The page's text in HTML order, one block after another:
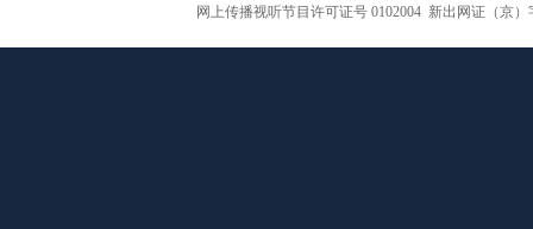
网上传播视听节目许可证号 0102004 新出网证（京